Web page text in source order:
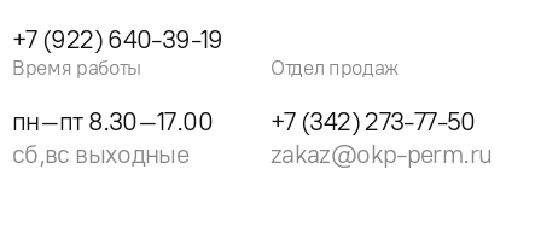
+7 (922) 640-39-19
Время работы
пн–пт 8.30–17.00
сб,вс выходные
Отдел продаж
+7 (342) 273-77-50
zakaz@okp-perm.ru